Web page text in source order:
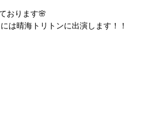
おります🌸
は晴海トリトンに出演します！！